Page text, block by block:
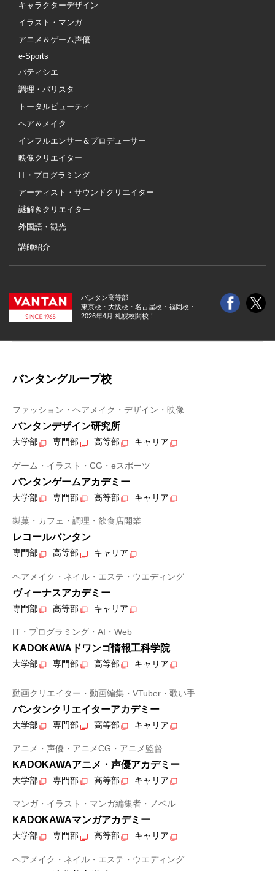
キャラクターデザイン
イラスト・マンガ
アニメ＆ゲーム声優
e-Sports
パティシエ
調理・バリスタ
トータルビューティ
ヘア＆メイク
インフルエンサー＆プロデューサー
映像クリエイター
IT・プログラミング
アーティスト・サウンドクリエイター
謎解きクリエイター
外国語・観光
講師紹介
バンタン高等部
東京校・大阪校・ 名古屋校・福岡校・
2026年4月 札幌校開校！
バンタングループ校
ファッション・ヘアメイク・デザイン・映像
バンタンデザイン研究所
大学部 専門部 高等部 キャリア
ゲーム・イラスト・CG・eスポーツ
バンタンゲームアカデミー
大学部 専門部 高等部 キャリア
製菓・カフェ・調理・飲食店開業
レコールバンタン
専門部 高等部 キャリア
ヘアメイク・ネイル・エステ・ウエディング
ヴィーナスアカデミー
専門部 高等部 キャリア
IT・プログラミング・AI・Web
KADOKAWAドワンゴ情報工科学院
大学部 専門部 高等部 キャリア
動画クリエイター・動画編集・VTuber・歌い手
バンタンクリエイターアカデミー
大学部 専門部 高等部 キャリア
アニメ・声優・アニメCG・アニメ監督
KADOKAWAアニメ・声優アカデミー
大学部 専門部 高等部 キャリア
マンガ・イラスト・マンガ編集者・ノベル
KADOKAWAマンガアカデミー
大学部 専門部 高等部 キャリア
ヘアメイク・ネイル・エステ・ウエディング